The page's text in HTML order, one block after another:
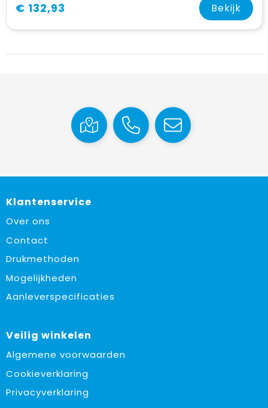
€ 132,93 Bekijk
Klantenservice
Over ons
Contact
Drukmethoden
Mogelijkheden
Aanleverspecificaties
Veilig winkelen
Algemene voorwaarden
Cookieverklaring
Privacyverklaring